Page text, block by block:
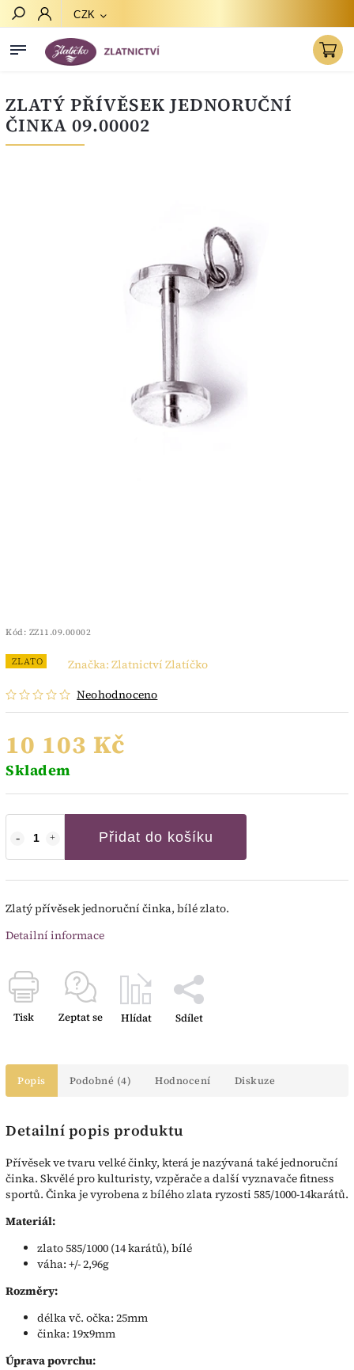
CZK
ZLATÝ PŘÍVĚSEK JEDNORUČNÍ
ČINKA 09.00002
Kód: ZZ11.09.00002
ZLATO
Neohodnoceno
Značka: Zlatnictví Zlatíčko
10 103 Kč
Skladem
Přidat do košíku
Zlatý přívěsek jednoruční činka, bílé zlato.
Detailní informace
Tisk Zeptat se Hlídat Sdílet
Popis Podobné (4) Hodnocení Diskuze
Detailní popis produktu
Přívěsek ve tvaru velké činky, která je nazývaná také jednoruční
činka. Skvělé pro kulturisty, vzpěrače a další vyznavače fitness
sportů. Činka je vyrobena z bílého zlata ryzosti 585/1000-14karátů.
Materiál:
zlato 585/1000 (14 karátů), bílé
váha: +/- 2,96g
Rozměry:
délka vč. očka: 25mm
činka: 19x9mm
Úprava povrchu: